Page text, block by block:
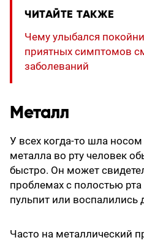
ЧИТАЙТЕ ТАКЖЕ
Чему улыбался
приятных симптомов
заболеваний
Металл
У всех когда-то шла носом
металла во рту человек
быстро. Он может
проблемах с полостью
пульпит или воспалились
Часто на металлический